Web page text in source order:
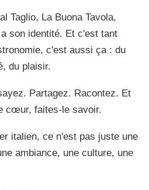
Taglio, La Buona Tavola,
son identité. Et c'est tant
c'est aussi ça : du
du plaisir.
Partagez. Racontez. Et
cœur, faites-le savoir.
italien, ce n'est pas juste une
ambiance, une culture, une